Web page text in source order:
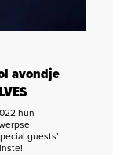
avondje
hun
guests’